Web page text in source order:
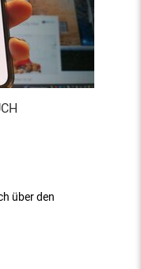
über den